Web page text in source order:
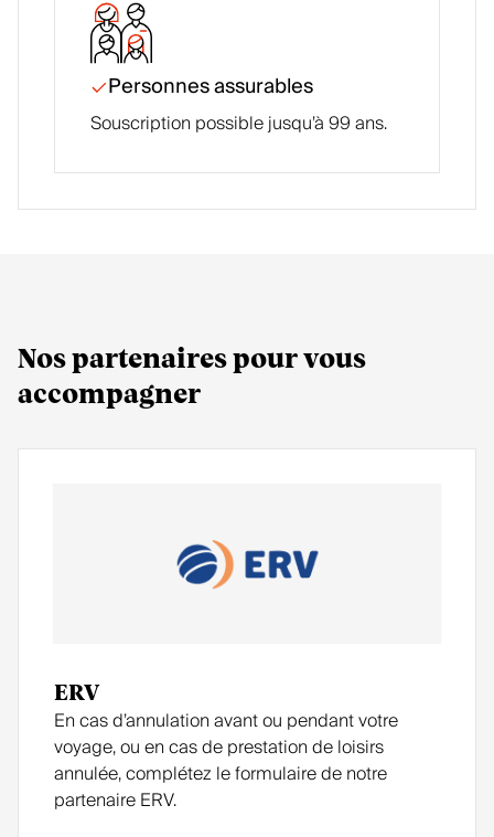
prématuré et remboursement des coûts du séjour
non utilisées
Seule la personne assurée, au bénéfice de Mondia
Personnes assurables
Souscription possible jusqu’à 99 ans.
Nos partenaires pour vous
accompagner
ERV
En cas d’annulation avant ou pendant votre
voyage, ou en cas de prestation de loisirs
annulée, complétez le formulaire de notre
partenaire ERV.